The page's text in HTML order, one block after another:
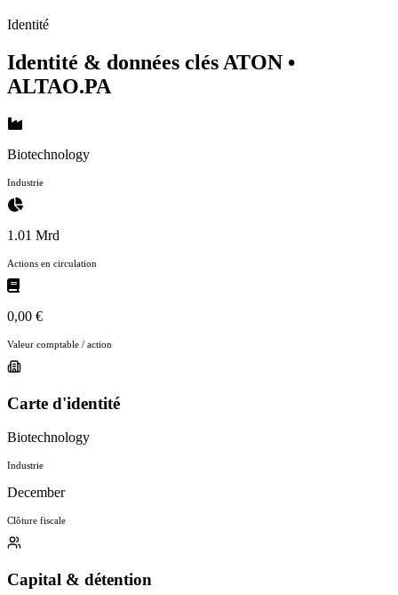
Identité
Identité & données clés ATON •
ALTAO.PA
Biotechnology
Industrie
1.01 Mrd
Actions en circulation
0,00 €
Valeur comptable / action
Carte d'identité
Biotechnology
Industrie
December
Clôture fiscale
Capital & détention